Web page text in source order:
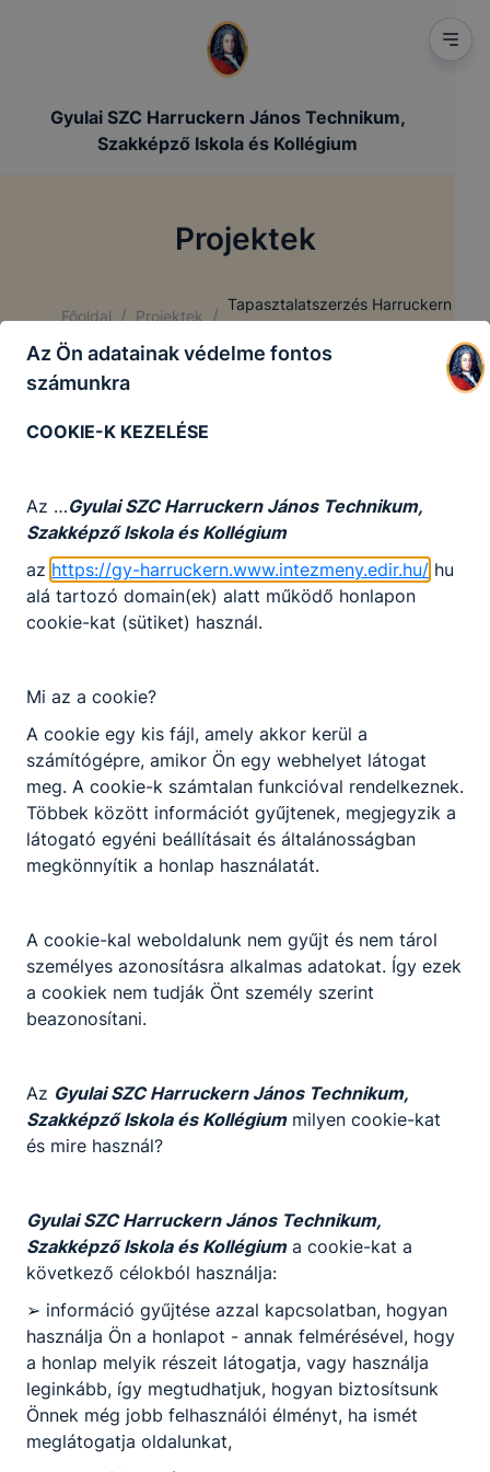
Gyulai SZC Harruckern János Technikum,
Szakképző Iskola és Kollégium
Projektek
Főoldal / Projektek /
Tapasztalatszerzés Harruckern
módra 2.
Tapasztalatszerzés
Harruckern módra 2.
Ország: Ausztria - Bécs
ERASMUSBÉCS2020.pptx
Letöltés
Partnereink
Az Ön adatainak védelme fontos
számunkra
COOKIE-K KEZELÉSE
Az …Gyulai SZC Harruckern János Technikum,
Szakképző Iskola és Kollégium
az https://gy-harruckern.www.intezmeny.edir.hu/ hu
alá tartozó domain(ek) alatt működő honlapon
cookie-kat (sütiket) használ.
Mi az a cookie?
A cookie egy kis fájl, amely akkor kerül a
számítógépre, amikor Ön egy webhelyet látogat
meg. A cookie-k számtalan funkcióval rendelkeznek.
Többek között információt gyűjtenek, megjegyzik a
látogató egyéni beállításait és általánosságban
megkönnyítik a honlap használatát.
A cookie-kal weboldalunk nem gyűjt és nem tárol
személyes azonosításra alkalmas adatokat. Így ezek
a cookiek nem tudják Önt személy szerint
beazonosítani.
Az Gyulai SZC Harruckern János Technikum,
Szakképző Iskola és Kollégiummilyen cookie-kat
és mire használ?
Gyulai SZC Harruckern János Technikum,
Szakképző Iskola és Kollégiuma cookie-kat a
következő célokból használja:
➢ információ gyűjtése azzal kapcsolatban, hogyan
használja Ön a honlapot - annak felmérésével, hogy
a honlap melyik részeit látogatja, vagy használja
leginkább, így megtudhatjuk, hogyan biztosítsunk
Önnek még jobb felhasználói élményt, ha ismét
meglátogatja oldalunkat,